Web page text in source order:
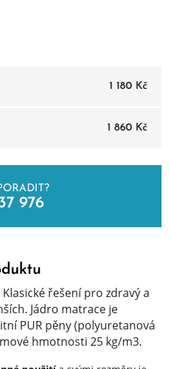
1 180 Kč
1 860 Kč
976
Klasické řešení pro zdravý a
Jádro matrace je
PUR pěny (polyuretanová
hmotnosti 25 kg/m3.